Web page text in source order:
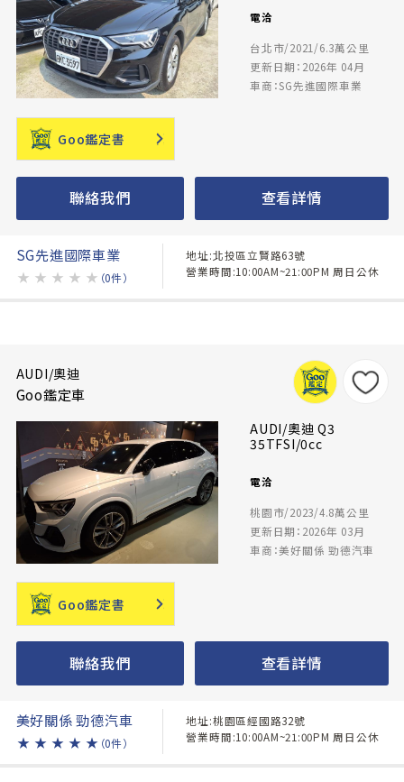
電洽
台北市/2021/6.3萬公里
更新日期：2026年 04月
車商：SG先進國際車業
Goo鑑定書
聯絡我們 查看詳情
SG先進國際車業
★ ★ ★ ★ ★ （0件）
地址:北投區立賢路63號
營業時間:10:00AM~21:00PM 周日公休
AUDI/奧迪
Goo鑑定車
AUDI/奧迪 Q3
35TFSI/0cc
電洽
桃園市/2023/4.8萬公里
更新日期：2026年 03月
車商：美好關係 勁德汽車
Goo鑑定書
聯絡我們 查看詳情
美好關係 勁德汽車
★ ★ ★ ★ ★ （0件）
地址:桃園區經國路32號
營業時間:10:00AM~21:00PM 周日公休